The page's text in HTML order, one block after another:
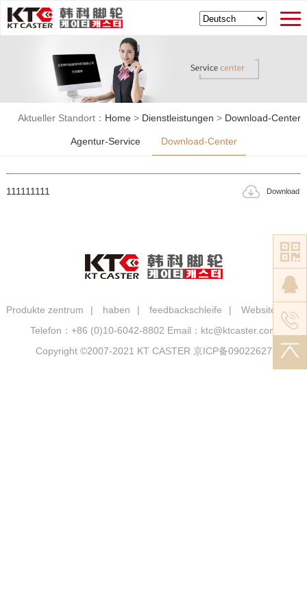
Aktueller Standort： Home > Dienstleistungen > Download-Center
Agentur-Service Download-Center
111111111 Download
Produkte zentrum | haben | feedbackschleife |
Website karte
Telefon：+86 (0)10-6042-8802 Email：ktc@ktcaster.com
Copyright ©2007-2021 KT CASTER 京ICP备09022627